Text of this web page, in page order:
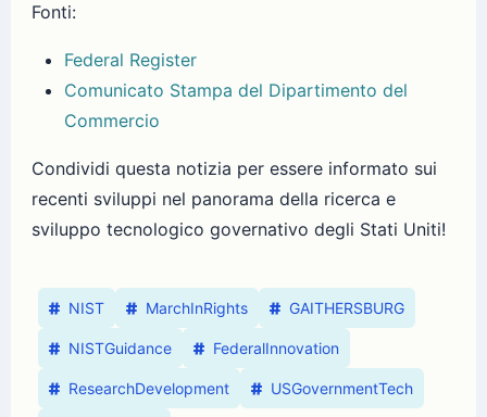
Fonti:
Federal Register
Comunicato Stampa del Dipartimento del
Commercio
Condividi questa notizia per essere informato sui
recenti sviluppi nel panorama della ricerca e
sviluppo tecnologico governativo degli Stati Uniti!
NIST MarchInRights GAITHERSBURG
NISTGuidance FederalInnovation
ResearchDevelopment USGovernmentTech